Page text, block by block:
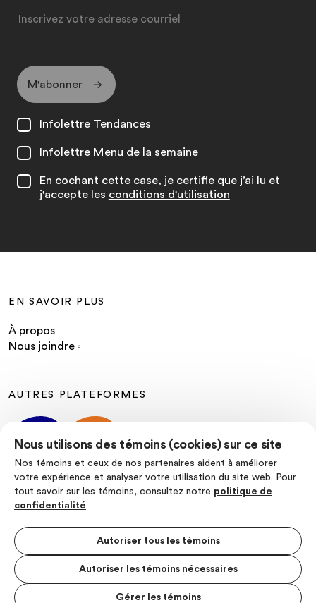
Nous utilisons des témoins (cookies) sur ce site
Nos témoins et ceux de nos partenaires aident à améliorer
votre expérience et analyser votre utilisation du site web. Pour
tout savoir sur les témoins, consultez notre politique de
confidentialité
Autoriser tous les témoins
Autoriser les témoins nécessaires
Gérer les témoins
M'abonner
Infolettre Tendances
Infolettre Menu de la semaine
En cochant cette case, je certifie que j’ai lu et
j'accepte les conditions d'utilisation
EN SAVOIR PLUS
À propos
Nous joindre
AUTRES PLATEFORMES
Politique de confidentialité
Conditions d’utilisation